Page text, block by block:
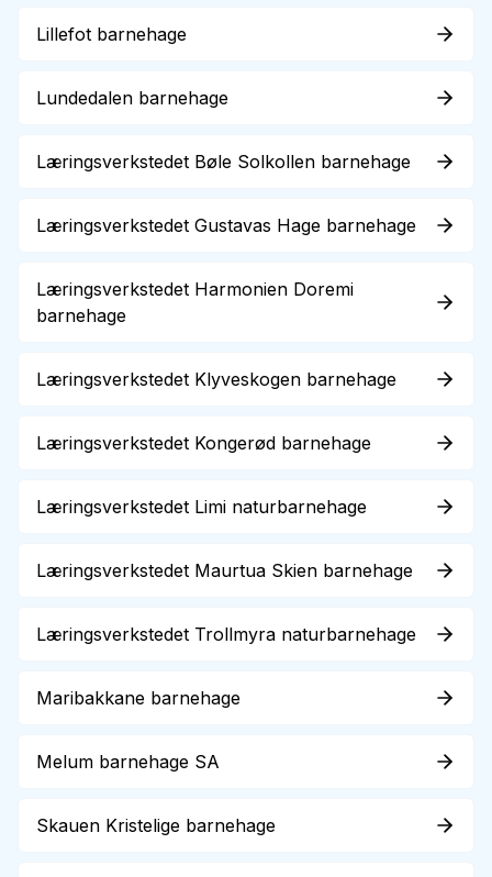
Lillefot barnehage
Lundedalen barnehage
Læringsverkstedet Bøle Solkollen barnehage
Læringsverkstedet Gustavas Hage barnehage
Læringsverkstedet Harmonien Doremi
barnehage
Læringsverkstedet Klyveskogen barnehage
Læringsverkstedet Kongerød barnehage
Læringsverkstedet Limi naturbarnehage
Læringsverkstedet Maurtua Skien barnehage
Læringsverkstedet Trollmyra naturbarnehage
Maribakkane barnehage
Melum barnehage SA
Skauen Kristelige barnehage